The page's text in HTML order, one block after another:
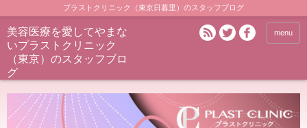
プラストクリニック（東京日暮里）のスタッフブログ
美容医療を愛してやまな
いプラストクリニック
（東京）のスタッフブロ
グ
menu